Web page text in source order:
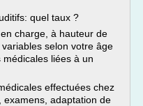
quel taux ?
charge, à hauteur de
selon votre âge
liées à un
effectuées chez
examens, adaptation de